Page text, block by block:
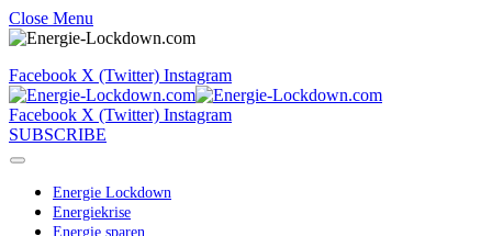
Close Menu
Facebook X (Twitter) Instagram
Facebook X (Twitter) Instagram
SUBSCRIBE
Energie Lockdown
Energiekrise
Energie sparen